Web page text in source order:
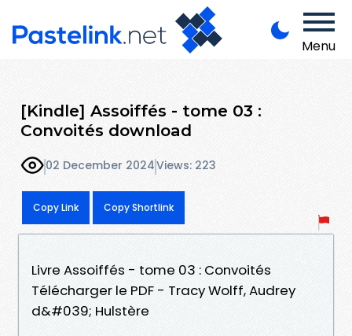
Menu
[Kindle] Assoiffés - tome 03 :
Convoités download
02 December 2024Views: 223
Copy Link Copy Shortlink
Livre Assoiffés - tome 03 : Convoités
Télécharger le PDF - Tracy Wolff, Audrey
d&#039; Hulstère